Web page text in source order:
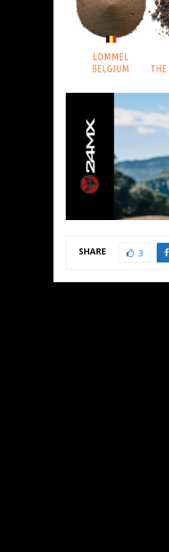
SHARE 3